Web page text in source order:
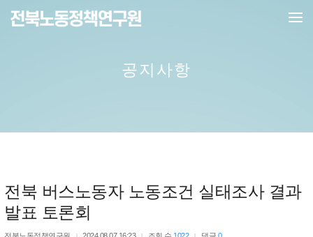
메뉴 건너뛰기
공지사항
전북 버스노동자 노동조건 실태조사 결과
발표 토론회